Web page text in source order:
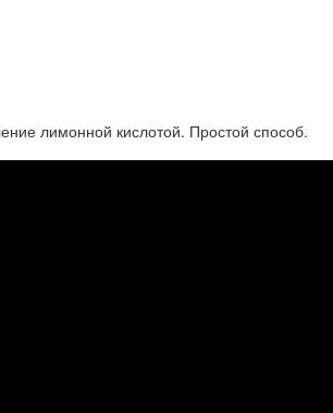
лимонной кислотой. Простой способ.